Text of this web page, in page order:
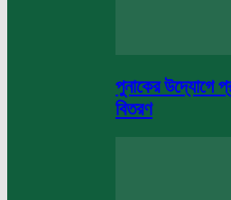
পুনাকের উদ্যোগে
বিতরণ